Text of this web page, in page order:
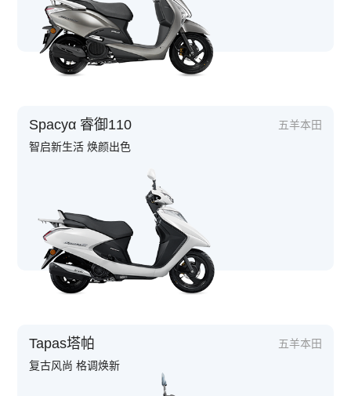
Spacyα 睿御110
五羊本田
智启新生活 焕颜出色
Tapas塔帕
五羊本田
复古风尚 格调焕新